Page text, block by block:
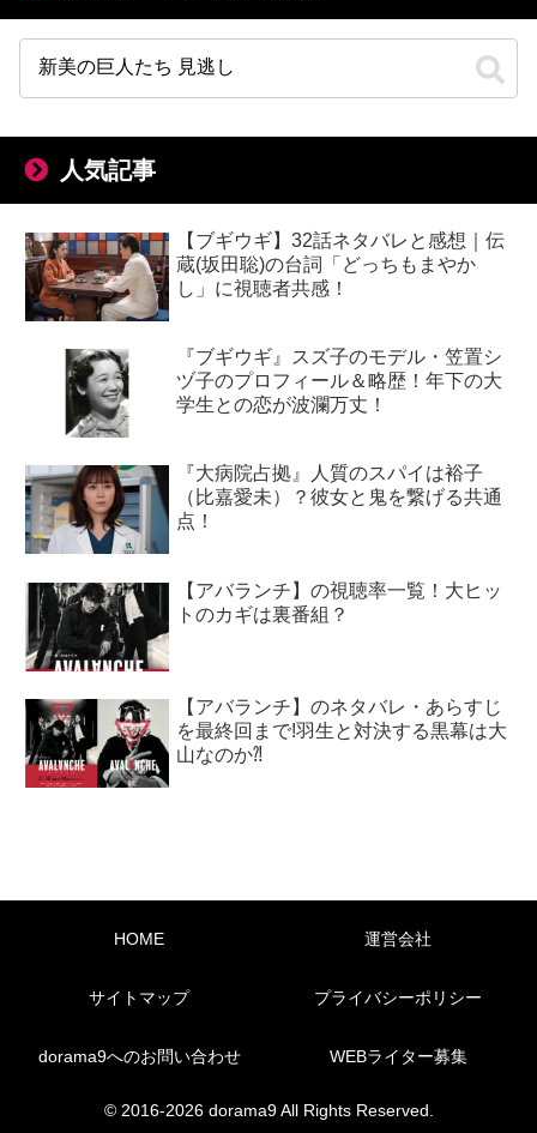
人気記事
【ブギウギ】32話ネタバレと感想｜伝
蔵(坂田聡)の台詞「どっちもまやか
し」に視聴者共感！
『ブギウギ』スズ子のモデル・笠置シ
ヅ子のプロフィール＆略歴！年下の大
学生との恋が波瀾万丈！
『大病院占拠』人質のスパイは裕子
（比嘉愛未）？彼女と鬼を繋げる共通
点！
【アバランチ】の視聴率一覧！大ヒッ
トのカギは裏番組？
【アバランチ】のネタバレ・あらすじ
を最終回まで!羽生と対決する黒幕は大
山なのか⁈
HOME 運営会社
サイトマップ プライバシーポリシー
dorama9へのお問い合わせ WEBライター募集
© 2016-2026 dorama9 All Rights Reserved.